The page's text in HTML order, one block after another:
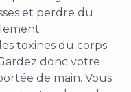
et perdre du
toxines du corps
donc votre
de main. Vous